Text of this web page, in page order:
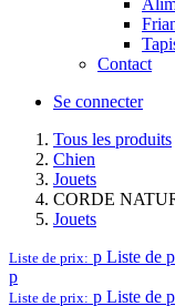
Contact
Se connecter
Tous les produits
Chien
Jouets
CORDE
Jouets
Liste de prix: p Liste de
p
Liste de prix: p Liste de